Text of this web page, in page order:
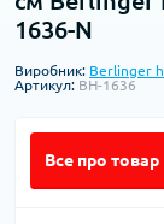
1636-N
Виробник: Berlinger
Артикул: BH-1636
Все про товар